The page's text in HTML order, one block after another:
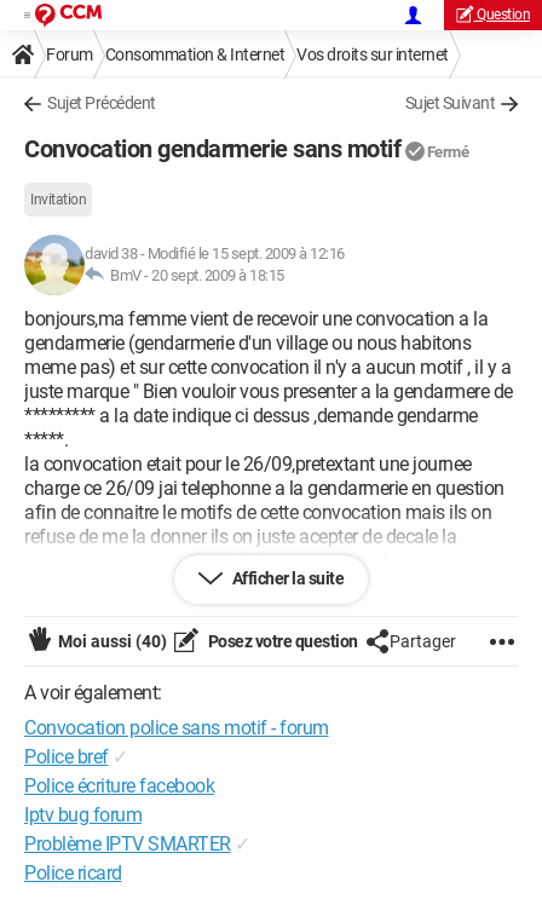
Question
Forum Consommation & Internet Vos droits sur internet
Sujet Précédent Sujet Suivant
Convocation gendarmerie sans motif Fermé
Invitation
david 38- Modifié le 15 sept. 2009 à 12:16
BmV -20 sept. 2009 à 18:15
bonjours,ma femme vient de recevoir une convocation a la
gendarmerie (gendarmerie d'un village ou nous habitons
meme pas) et sur cette convocation il n'y a aucun motif , il y a
juste marque " Bien vouloir vous presenter a la gendarmere de
********* a la date indique ci dessus ,demande gendarme
*****.
la convocation etait pour le 26/09,pretextant une journee
charge ce 26/09 jai telephonne a la gendarmerie en question
afin de connaitre le motifs de cette convocation mais ils on
refuse de me la donner ils on juste acepter de decale la
convocation a jeudi 17/09.Jai pense a une infraction au code
de la route mais ils ne demande d'aporte ni permis de
voiture et le code de la route.Quelqun a til une idee?
Afficher la suite
Moi aussi (40) Posez votre question Partager
A voir également:
Convocation police sans motif - forum
Police bref ✓
Police écriture facebook
Iptv bug forum
Problème IPTV SMARTER ✓
Police ricard